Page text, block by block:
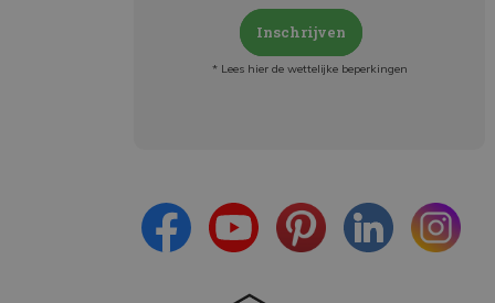
Inschrijven
* Lees hier de wettelijke beperkingen